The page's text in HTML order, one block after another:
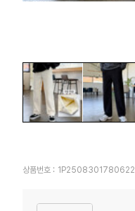
상품번호 : 1P2508301780622